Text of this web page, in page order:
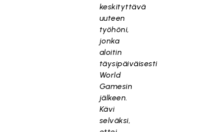
keskityttävä
uuteen
työhöni,
jonka
aloitin
täysipäiväisesti
World
Gamesin
jälkeen.
Kävi
selväksi,